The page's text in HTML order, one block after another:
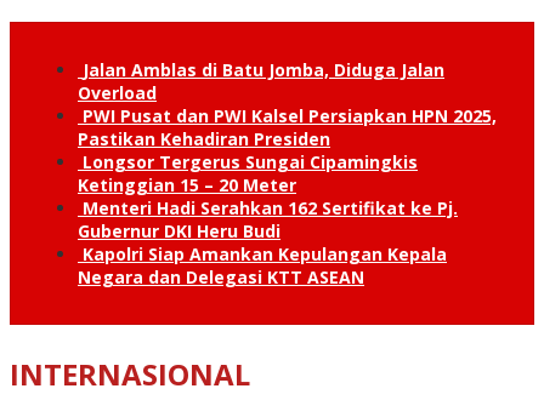
Jalan Amblas di Batu Jomba, Diduga Jalan
Overload
PWI Pusat dan PWI Kalsel Persiapkan HPN 2025,
Pastikan Kehadiran Presiden
Longsor Tergerus Sungai Cipamingkis
Ketinggian 15 – 20 Meter
Menteri Hadi Serahkan 162 Sertifikat ke Pj.
Gubernur DKI Heru Budi
Kapolri Siap Amankan Kepulangan Kepala
Negara dan Delegasi KTT ASEAN
INTERNASIONAL